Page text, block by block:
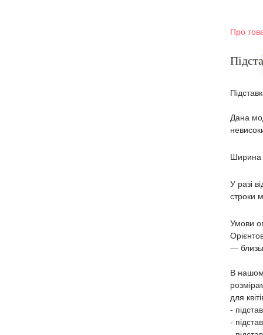
Про
Дана
Ширина
У разі
строки
Умови
―
В
для
-
-